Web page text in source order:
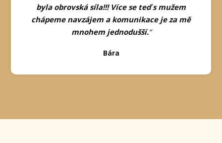
byla obrovská síla!!! Více se teď s mužem
chápeme navzájem a komunikace je za mě
mnohem jednodušší.“
Bára